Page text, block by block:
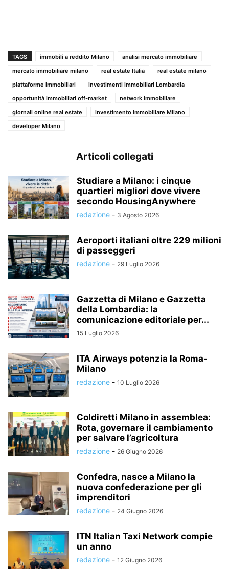
TAGS immobili a reddito Milano
analisi mercato immobiliare
mercato immobiliare milano
real estate Italia
real estate milano
piattaforme immobiliari
investimenti immobiliari Lombardia
opportunità immobiliari off-market
network immobiliare
giornali online real estate
investimento immobiliare Milano
developer Milano
Articoli collegati
Studiare a Milano: i cinque
quartieri migliori dove vivere
secondo HousingAnywhere
redazione - 3 Agosto 2026
Aeroporti italiani oltre 229 milioni
di passeggeri
redazione - 29 Luglio 2026
Gazzetta di Milano e Gazzetta
della Lombardia: la
comunicazione editoriale per...
15 Luglio 2026
ITA Airways potenzia la Roma-
Milano
redazione - 10 Luglio 2026
Coldiretti Milano in assemblea:
Rota, governare il cambiamento
per salvare l’agricoltura
redazione - 26 Giugno 2026
Confedra, nasce a Milano la
nuova confederazione per gli
imprenditori
redazione - 24 Giugno 2026
ITN Italian Taxi Network compie
un anno
redazione - 12 Giugno 2026